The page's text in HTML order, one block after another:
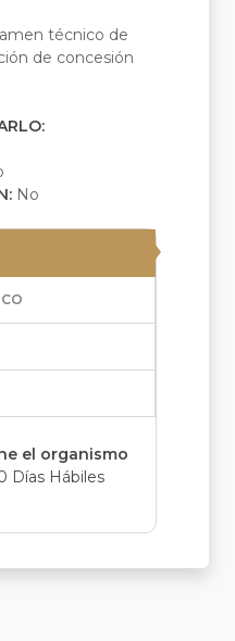
técnico de
de concesión
No
el organismo
Días Hábiles